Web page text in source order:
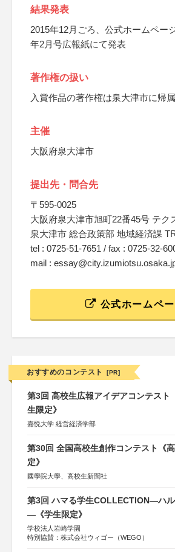
結果発表
2015年12月ごろ、公式ホームペー
年2月号広報紙にて発表
著作権の扱い
入賞作品の著作権は泉大津市に帰属
主催
大阪府泉大津市
提出先・問合先
〒595-0025
大阪府泉大津市旭町22番45号 テク
泉大津市 総合政策部 地域経済課
tel : 0725-51-7651 / fax : 0725-32-
mail :
公式ホームペ
おすすめのコンテスト [PR]
第3回 高校生広報アイデアコンテスト
生限定》
嘉悦大学 経営経済学部
第30回 全国高校生創作コンテスト《
定》
國學院大學、高校生新聞社
第3回 ハマる学生COLLECTION―ハ
―《学生限定》
学校法人岩崎学園
特別協賛：株式会社ウィゴー（WEGO）